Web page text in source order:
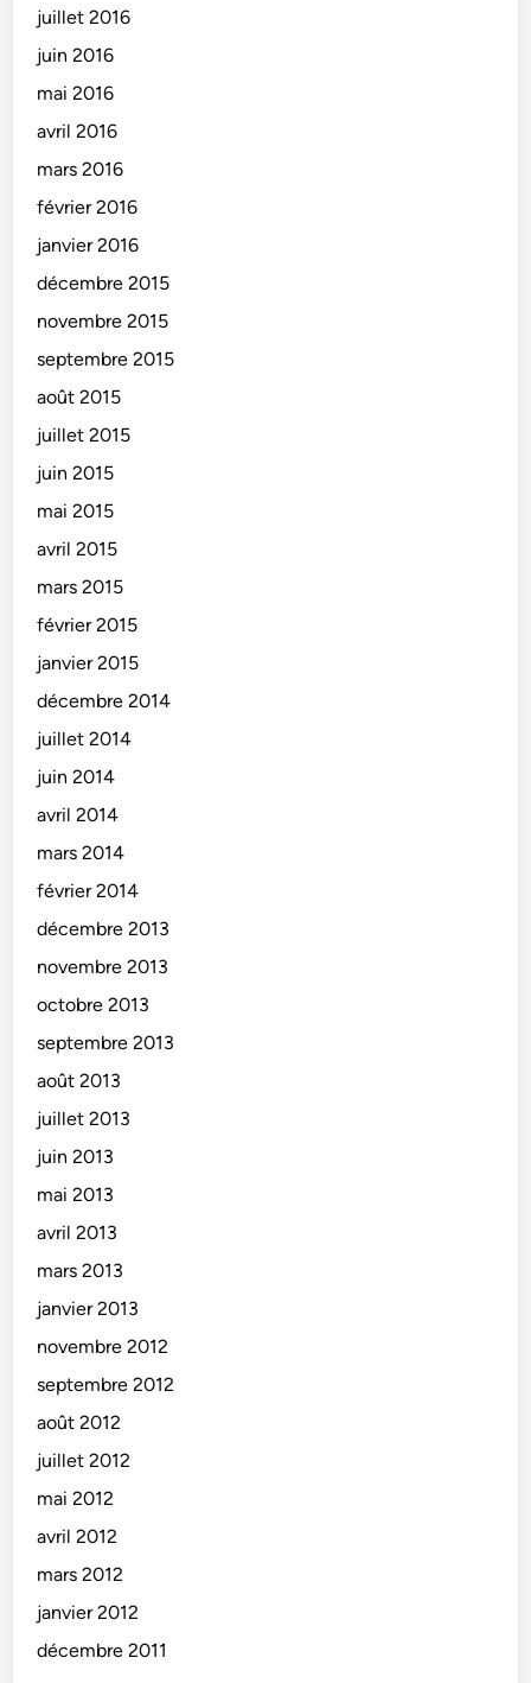
juillet 2016
juin 2016
mai 2016
avril 2016
mars 2016
février 2016
janvier 2016
décembre 2015
novembre 2015
septembre 2015
août 2015
juillet 2015
juin 2015
mai 2015
avril 2015
mars 2015
février 2015
janvier 2015
décembre 2014
juillet 2014
juin 2014
avril 2014
mars 2014
février 2014
décembre 2013
novembre 2013
octobre 2013
septembre 2013
août 2013
juillet 2013
juin 2013
mai 2013
avril 2013
mars 2013
janvier 2013
novembre 2012
septembre 2012
août 2012
juillet 2012
mai 2012
avril 2012
mars 2012
janvier 2012
décembre 2011